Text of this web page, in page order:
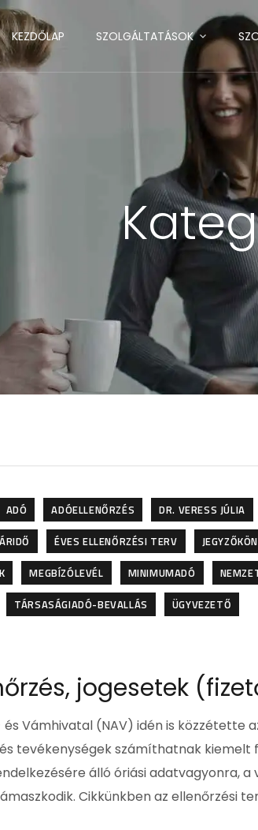
KEZDŐLAP SZOLGÁLTATÁSOK
ADÓ ADÓELLENŐRZÉS DR. VERESS JÚLIA
ÉVES ELLENŐRZÉSI TERV
MEGBÍZÓLEVÉL MINIMUMADÓ
TÁRSASÁGIADÓ-BEVALLÁS ÜGYVEZETŐ
jogesetek
Vámhivatal (NAV) idén is közzétette
tevékenységek számíthatnak kiemelt
álló óriási adatvagyonra,
Cikkünkben az ellenőrzési